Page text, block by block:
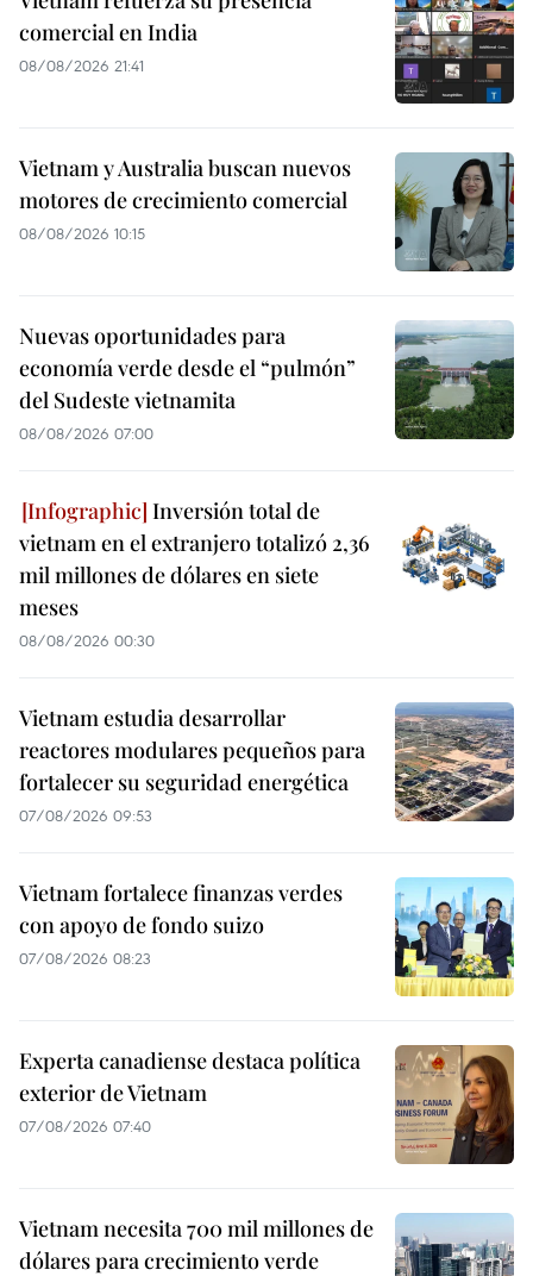
comercial en India
08/08/2026 21:41
Vietnam y Australia buscan nuevos
motores de crecimiento comercial
08/08/2026 10:15
Nuevas oportunidades para
economía verde desde el “pulmón”
del Sudeste vietnamita
08/08/2026 07:00
Inversión total de
vietnam en el extranjero totalizó 2,36
mil millones de dólares en siete
meses
08/08/2026 00:30
Vietnam estudia desarrollar
reactores modulares pequeños para
fortalecer su seguridad energética
07/08/2026 09:53
Vietnam fortalece finanzas verdes
con apoyo de fondo suizo
07/08/2026 08:23
Experta canadiense destaca política
exterior de Vietnam
07/08/2026 07:40
Vietnam necesita 700 mil millones de
dólares para crecimiento verde